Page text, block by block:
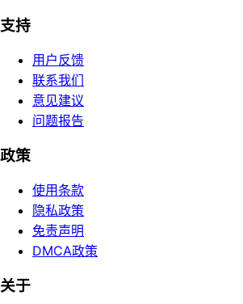
支持
用户反馈
联系我们
意见建议
问题报告
政策
使用条款
隐私政策
免责声明
DMCA政策
关于